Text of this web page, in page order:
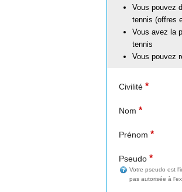
Vous pouvez
tennis (offres
Vous avez la
tennis
Vous pouvez
Civilité *
Nom *
Prénom *
Pseudo *
Votre pseudo est
pas autorisée à